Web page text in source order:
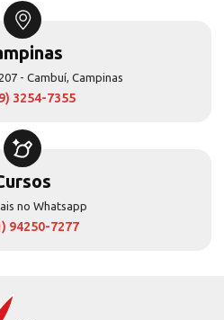
- Cambuí, Campinas
3254-7355
no Whatsapp
94250-7277